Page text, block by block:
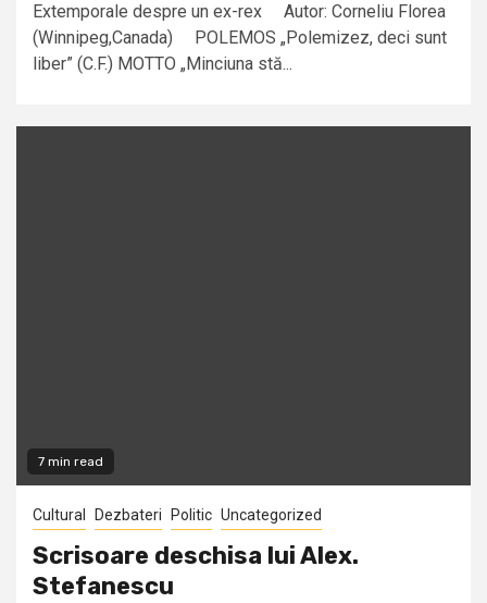
Extemporale despre un ex-rex Autor: Corneliu Florea
(Winnipeg,Canada) POLEMOS „Polemizez, deci sunt
liber” (C.F.) MOTTO „Minciuna stă...
7 min read
Cultural Dezbateri Politic Uncategorized
Scrisoare deschisa lui Alex.
Stefanescu